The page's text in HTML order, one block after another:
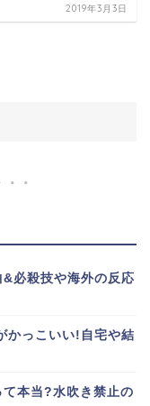
2019年3月3日
必殺技や海外の反応
かっこいい!自宅や結
本当?水吹き禁止の